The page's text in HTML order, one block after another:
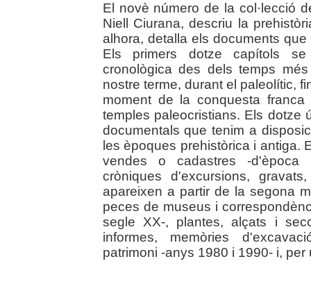
El novè número de la col·lecció
Niell Ciurana, descriu la
alhora, detalla els documents
Els primers dotze capítols
cronològica des dels temps
nostre terme, durant el paleolític,
moment de la conquesta
temples paleocristians. Els dotze
documentals que tenim a
les èpoques prehistòrica i antiga.
vendes o cadastres -d'època
cròniques d'excursions,
apareixen a partir de la segona
peces de museus i
segle XX-, plantes, alçats i
informes, memòries
patrimoni -anys 1980 i 1990- i, per